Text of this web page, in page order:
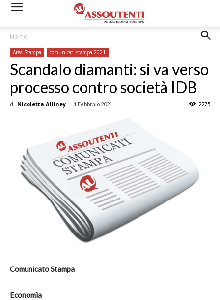
Home
Area Stampa comunicati stampa 2021
Scandalo diamanti: si va verso
processo contro società IDB
di Nicoletta Alliney - 1 Febbraio 2021 2275
Comunicato Stampa
Economia